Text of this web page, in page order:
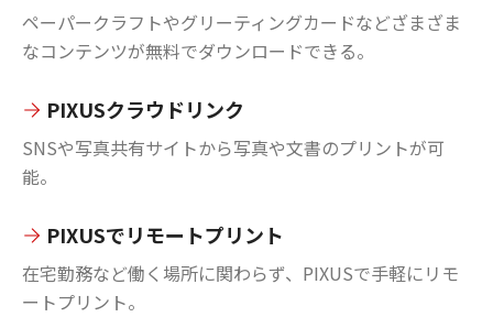
ペーパークラフトやグリーティングカードなどざまざま
なコンテンツが無料でダウンロードできる。
PIXUSクラウドリンク
SNSや写真共有サイトから写真や文書のプリントが可
能。
PIXUSでリモートプリント
在宅勤務など働く場所に関わらず、PIXUSで手軽にリモ
ートプリント。